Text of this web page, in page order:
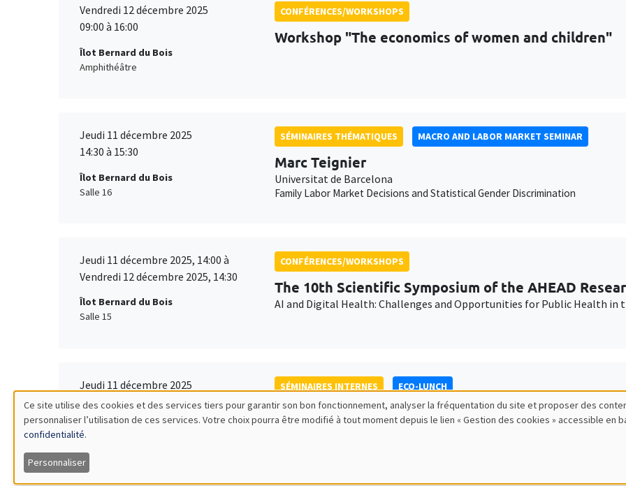
Vendredi 12 décembre 2025
09:00 à 16:00
Îlot Bernard du Bois
Amphithéâtre
CONFÉRENCES/WORKSHOPS
Workshop "The economics of women and children"
Jeudi 11 décembre 2025
14:30 à 15:30
Îlot Bernard du Bois
Salle 16
SÉMINAIRES THÉMATIQUES MACRO AND LABOR MARKET SEMINAR
Marc Teignier
Universitat de Barcelona
Family Labor Market Decisions and Statistical Gender Discrimination
Jeudi 11 décembre 2025, 14:00 à
Vendredi 12 décembre 2025, 14:30
Îlot Bernard du Bois
Salle 15
CONFÉRENCES/WORKSHOPS
The 10th Scientific Symposium of the AHEAD
AI and Digital Health: Challenges and Opportunities for Public Health in
Jeudi 11 décembre 2025
12:00 à 13:00
MEGA
Salle Carine Nourry
SÉMINAIRES INTERNES ECO-LUNCH
Gaëtan Fournier
Utilisation
des
Ce site utilise des cookies et des services tiers pour garantir son bon fonctionnement, analyser la fréquentation du site et proposer des
personnaliser l’utilisation de ces services. Votre choix pourra être modifié à tout moment depuis le lien « Gestion des cookies » accessible en
confidentialité.
Personnaliser